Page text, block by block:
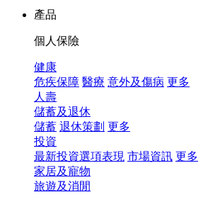
產品
個人保險
健康
危疾保障 醫療 意外及傷病 更多
人壽
儲蓄及退休
儲蓄 退休策劃 更多
投資
最新投資選項表現 市場資訊 更多
家居及寵物
旅遊及消閒